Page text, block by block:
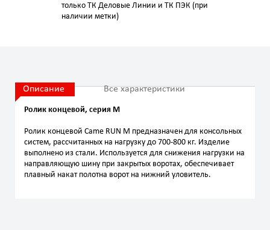
только ТК Деловые Линии и ТК ПЭК (при
наличии метки)
Описание Все характеристики
Ролик концевой, серия M
Ролик концевой Came RUN M предназначен для консольных
систем, рассчитанных на нагрузку до 700-800 кг. Изделие
выполнено из стали. Используется для снижения нагрузки на
направляющую шину при закрытых воротах, обеспечивает
плавный накат полотна ворот на нижний уловитель.